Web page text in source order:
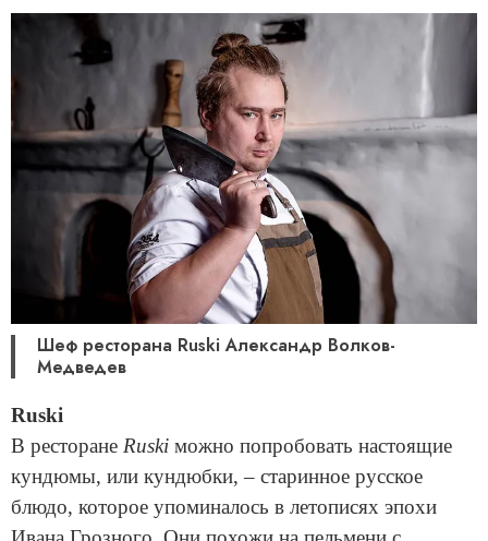
Шеф ресторана Ruski Александр Волков-
Медведев
Ruski
В ресторане Ruski можно попробовать настоящие
кундюмы, или кундюбки, – старинное русское
блюдо, которое упоминалось в летописях эпохи